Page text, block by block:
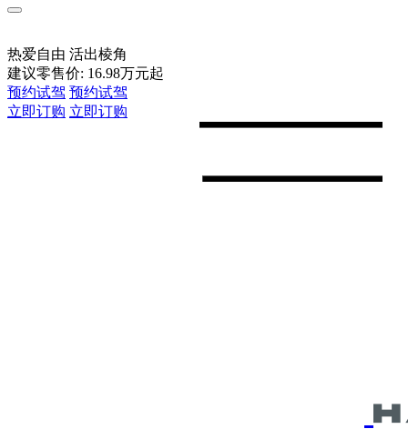
热爱自由 活出棱角
建议零售价: 16.98万元起
预约试驾 预约试驾
立即订购 立即订购